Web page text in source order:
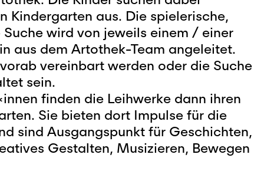
Kindergarten aus. Die spielerische,
wird von jeweils einem / einer
aus dem Artothek-Team angeleitet.
vereinbart werden oder die Suche
sein.
finden die Leihwerke dann ihren
Sie bieten dort Impulse für die
sind Ausgangspunkt für Geschichten,
Gestalten, Musizieren, Bewegen